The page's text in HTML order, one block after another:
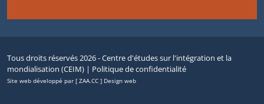
Tous droits réservés 2026 - Centre d'études sur l'intégration et la
mondialisation (CEIM) | Politique de confidentialité
Site web développé par [ ZAA.CC ] Design web